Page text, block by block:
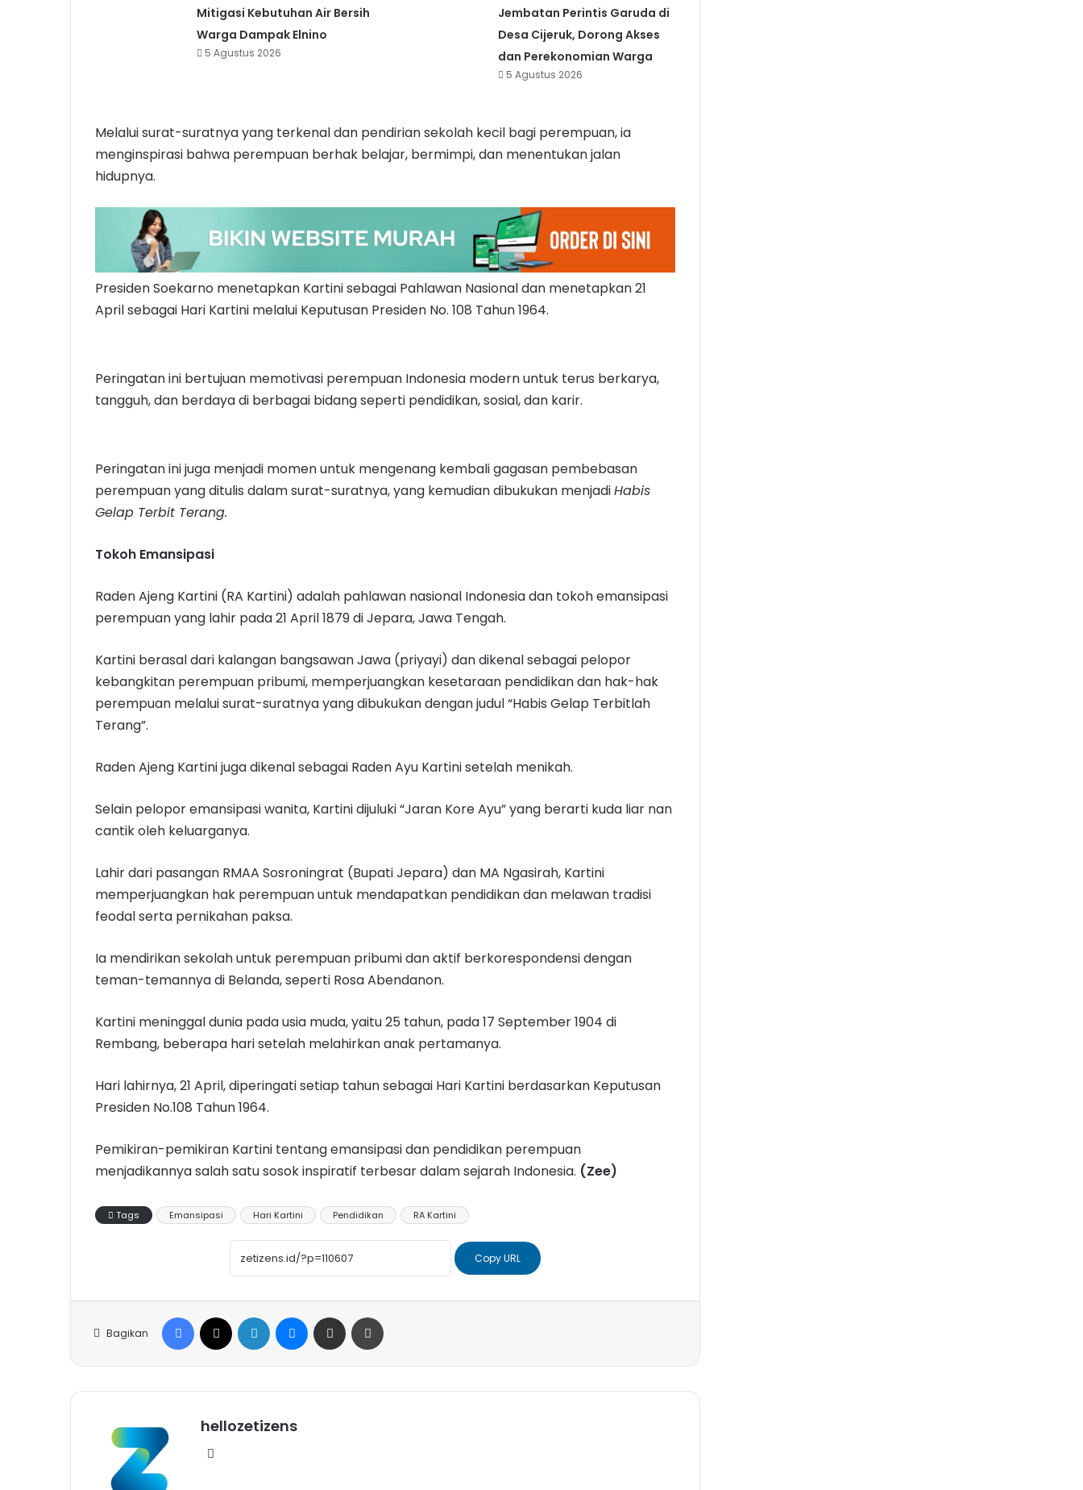
Mitigasi Kebutuhan Air Bersih
Warga Dampak Elnino
5 Agustus 2026
Jembatan Perintis Garuda di
Desa Cijeruk, Dorong Akses
dan Perekonomian Warga
5 Agustus 2026
Melalui surat-suratnya yang terkenal dan pendirian sekolah kecil bagi perempuan, ia
menginspirasi bahwa perempuan berhak belajar, bermimpi, dan menentukan jalan
hidupnya.
Presiden Soekarno menetapkan Kartini sebagai Pahlawan Nasional dan menetapkan 21
April sebagai Hari Kartini melalui Keputusan Presiden No. 108 Tahun 1964.
Peringatan ini bertujuan memotivasi perempuan Indonesia modern untuk terus berkarya,
tangguh, dan berdaya di berbagai bidang seperti pendidikan, sosial, dan karir.
Peringatan ini juga menjadi momen untuk mengenang kembali gagasan pembebasan
perempuan yang ditulis dalam surat-suratnya, yang kemudian dibukukan menjadiHabis
Gelap Terbit Terang.
Tokoh Emansipasi
Raden Ajeng Kartini (RA Kartini) adalah pahlawan nasional Indonesia dan tokoh emansipasi
perempuan yang lahir pada 21 April 1879 di Jepara, Jawa Tengah.
Kartini berasal dari kalangan bangsawan Jawa (priyayi) dan dikenal sebagai pelopor
kebangkitan perempuan pribumi, memperjuangkan kesetaraan pendidikan dan hak-hak
perempuan melalui surat-suratnya yang dibukukan dengan judul “Habis Gelap Terbitlah
Terang”.
Raden Ajeng Kartini juga dikenal sebagai Raden Ayu Kartini setelah menikah.
Selain pelopor emansipasi wanita, Kartini dijuluki “Jaran Kore Ayu” yang berarti kuda liar nan
cantik oleh keluarganya.
Lahir dari pasangan RMAA Sosroningrat (Bupati Jepara) dan MA Ngasirah, Kartini
memperjuangkan hak perempuan untuk mendapatkan pendidikan dan melawan tradisi
feodal serta pernikahan paksa.
Ia mendirikan sekolah untuk perempuan pribumi dan aktif berkorespondensi dengan
teman-temannya di Belanda, seperti Rosa Abendanon.
Kartini meninggal dunia pada usia muda, yaitu 25 tahun, pada 17 September 1904 di
Rembang, beberapa hari setelah melahirkan anak pertamanya.
Hari lahirnya, 21 April, diperingati setiap tahun sebagai Hari Kartini berdasarkan Keputusan
Presiden No.108 Tahun 1964.
Pemikiran-pemikiran Kartini tentang emansipasi dan pendidikan perempuan
menjadikannya salah satu sosok inspiratif terbesar dalam sejarah Indonesia. (Zee)
Tags Emansipasi Hari Kartini Pendidikan RA Kartini
Copy URL
Bagikan
Facebook LinkedIn Messenger
Share via Email
hellozetizens